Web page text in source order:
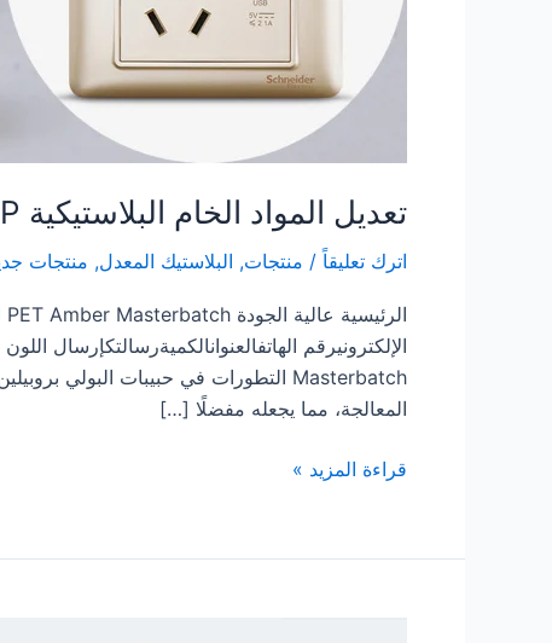
تعديل المواد الخام البلاستيكية PP مثبطات اللهب
اترك تعليقاً / منتجات, البلاستيك المعدل, منتجات
المعالجة، مما يجعله مفضلًا […]
قراءة المزيد »